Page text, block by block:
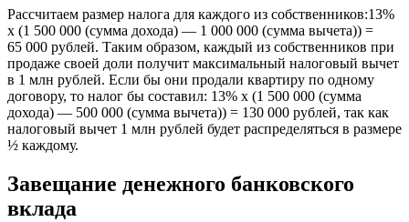
Рассчитаем размер налога для каждого из собственников:13%
х (1 500 000 (сумма дохода) — 1 000 000 (сумма вычета)) =
65 000 рублей. Таким образом, каждый из собственников при
продаже своей доли получит максимальный налоговый вычет
в 1 млн рублей. Если бы они продали квартиру по одному
договору, то налог бы составил: 13% х (1 500 000 (сумма
дохода) — 500 000 (сумма вычета)) = 130 000 рублей, так как
налоговый вычет 1 млн рублей будет распределяться в размере
½ каждому.
Завещание денежного банковского
вклада